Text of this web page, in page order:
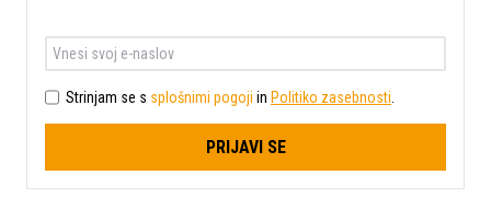
Strinjam se s splošnimi pogoji in Politiko zasebnosti
PRIJAVI SE